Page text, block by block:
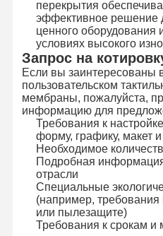
Схемы PET
Светопроводящая пленка
Сборка металлического
PMMA линзы
перекрытия
эффективное решение
ценного оборудования
условиях высокого
Запрос на
Если вы заинтересованы
пользовательском
мембраны, пожалуйста,
информацию для
Требования к
форму, графику, макет и
Необходимое
Подробная
отрасли
Специальные
(например,
или пылезащите)
Требования к срокам и